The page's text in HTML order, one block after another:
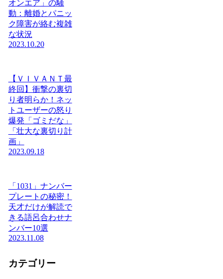
オンエア」の騒
動：離婚とパニッ
ク障害が絡む複雑
な状況
2023.10.20
【ＶＩＶＡＮＴ最
終回】衝撃の裏切
り者明らか！ネッ
トユーザーの怒り
爆発「ゴミだな」
「壮大な裏切り計
画」
2023.09.18
「1031」ナンバー
プレートの秘密！
天才だけが解読で
きる語呂合わせナ
ンバー10選
2023.11.08
カテゴリー